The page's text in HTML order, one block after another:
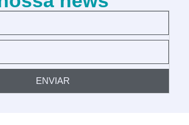
ENVIAR